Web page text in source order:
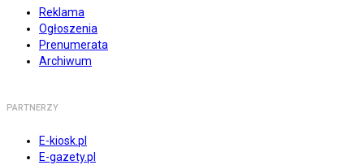
Reklama
Ogłoszenia
Prenumerata
Archiwum
PARTNERZY
E-kiosk.pl
E-gazety.pl